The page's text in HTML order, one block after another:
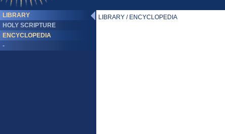
LIBRARY
HOLY SCRIPTURE
ENCYCLOPEDIA
-
LIBRARY / ENCYCLOPEDIA